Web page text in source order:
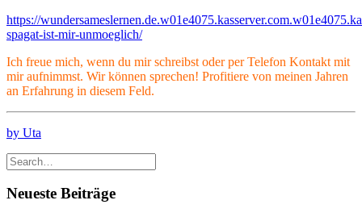
https://
spagat-ist-mir-unmoeglich/
Ich freue mich, wenn du mir schreibst oder per Telefon Kontakt mit
mir aufnimmst. Wir können sprechen! Profitiere von meinen Jahren
an Erfahrung in diesem Feld.
by Uta
Neueste Beiträge